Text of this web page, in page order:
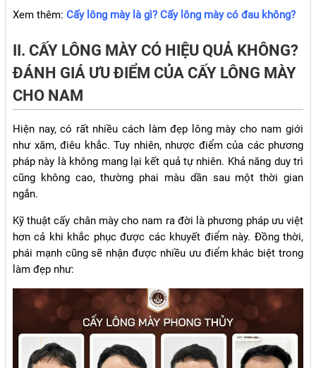
Xem thêm: Cấy lông mày là gì? Cấy lông mày có đau không?
II. CẤY LÔNG MÀY CÓ HIỆU QUẢ KHÔNG?
ĐÁNH GIÁ ƯU ĐIỂM CỦA CẤY LÔNG MÀY
CHO NAM
Hiện nay, có rất nhiều cách làm đẹp lông mày cho nam giới
như xăm, điêu khắc. Tuy nhiên, nhược điểm của các phương
pháp này là không mang lại kết quả tự nhiên. Khả năng duy trì
cũng không cao, thường phai màu dần sau một thời gian
ngắn.
Kỹ thuật cấy chân mày cho nam ra đời là phương pháp ưu việt
hơn cả khi khắc phục được các khuyết điểm này. Đồng thời,
phái mạnh cũng sẽ nhận được nhiều ưu điểm khác biệt trong
làm đẹp như: